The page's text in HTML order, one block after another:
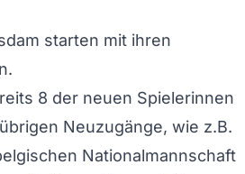
starten mit ihren
8 der neuen Spielerinnen
Neuzugänge, wie z.B.
Nationalmannschaft